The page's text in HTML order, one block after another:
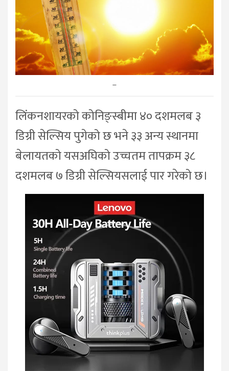
–
लिंकनशायरको कोनिङ्स्बीमा ४० दशमलब ३
डिग्री सेल्सिय पुगेको छ भने ३३ अन्य स्थानमा
बेलायतको यसअघिको उच्चतम तापक्रम ३८
दशमलब ७ डिग्री सेल्सियसलाई पार गरेको छ।